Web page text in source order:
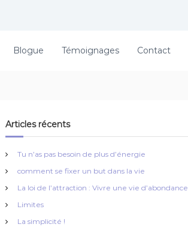
Blogue Témoignages Contact
Articles récents
Tu n’as pas besoin de plus d’énergie
comment se fixer un but dans la vie
La loi de l’attraction : Vivre une vie d’abondance
Limites
La simplicité !